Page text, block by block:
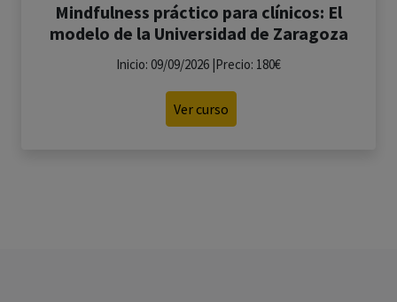
Mindfulness práctico para clínicos: El
modelo de la Universidad de Zaragoza
Inicio: 09/09/2026 |Precio: 180€
Ver curso